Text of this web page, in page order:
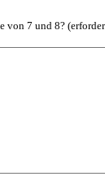
von 7 und 8?